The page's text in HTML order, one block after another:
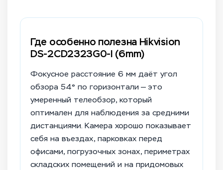
Где особенно полезна Hikvision
DS-2CD2323G0-I (6mm)
Фокусное расстояние 6 мм даёт угол
обзора 54° по горизонтали — это
умеренный телеобзор, который
оптимален для наблюдения за средними
дистанциями. Камера хорошо показывает
себя на въездах, парковках перед
офисами, погрузочных зонах, периметрах
складских помещений и на придомовых